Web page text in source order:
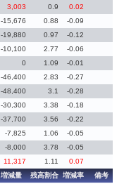
3,003 0.9 0.02
-15,676 0.88 -0.09
-19,880 0.97 -0.12
-10,100 2.77 -0.06
0 1.09 -0.01
-46,400 2.83 -0.27
-48,400 3.1 -0.28
-30,300 3.38 -0.18
-37,700 3.56 -0.22
-7,825 1.06 -0.05
-8,000 3.78 -0.05
11,317 1.11 0.07
増減量 残高割合 増減率 備考